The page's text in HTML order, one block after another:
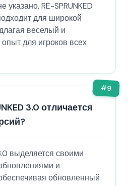
указано, RE-SPRUNKED
для широкой
веселый и
для игроков всех
#9
3.0 отличается
выделяется своими
и
обновленный